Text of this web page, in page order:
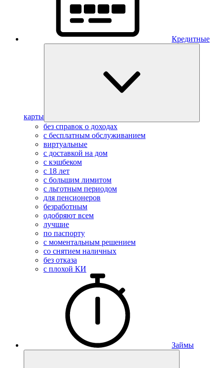
Кредитные
карты
без справок о доходах
с бесплатным обслуживанием
виртуальные
с доставкой на дом
с кэшбеком
с 18 лет
с большим лимитом
с льготным периодом
для пенсионеров
безработным
одобряют всем
лучшие
по паспорту
с моментальным решением
со снятием наличных
без отказа
с плохой КИ
Займы